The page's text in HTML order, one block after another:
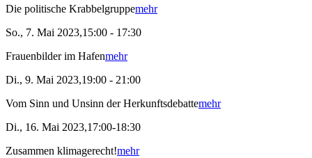
Die politische Krabbelgruppemehr
So., 7. Mai 2023,15:00 - 17:30
Frauenbilder im Hafenmehr
Di., 9. Mai 2023,19:00 - 21:00
Vom Sinn und Unsinn der Herkunftsdebattemehr
Di., 16. Mai 2023,17:00-18:30
Zusammen klimagerecht!mehr